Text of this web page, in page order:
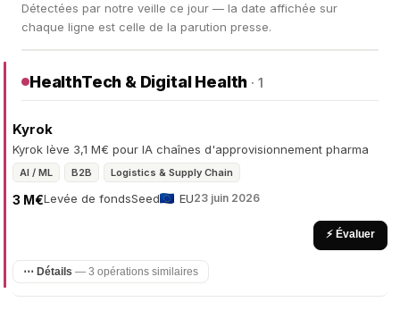
Détectées par notre veille ce jour — la date affichée sur
chaque ligne est celle de la parution presse.
HealthTech & Digital Health · 1
Kyrok
Kyrok lève 3,1 M€ pour IA chaînes d'approvisionnement pharma
AI / ML B2B Logistics & Supply Chain
Levée de fonds
3 M€ Seed EU23 juin 2026
⚡ Évaluer
⋯ Détails — 3 opérations similaires